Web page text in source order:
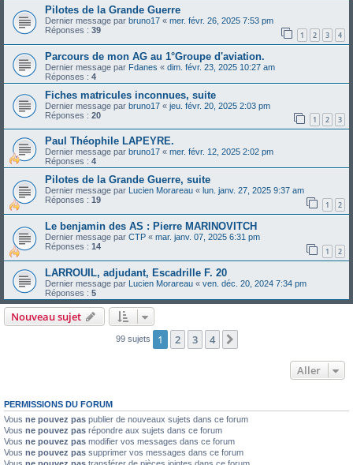
Pilotes de la Grande Guerre
Dernier message par bruno17 « mer. févr. 26, 2025 7:53 pm
Réponses : 39 1 2 3 4
Parcours de mon AG au 1°Groupe d'aviation.
Dernier message par Fdanes « dim. févr. 23, 2025 10:27 am
Réponses : 4
Fiches matricules inconnues, suite
Dernier message par bruno17 « jeu. févr. 20, 2025 2:03 pm
Réponses : 20 1 2 3
Paul Théophile LAPEYRE.
Dernier message par bruno17 « mer. févr. 12, 2025 2:02 pm
Réponses : 4
Pilotes de la Grande Guerre, suite
Dernier message par Lucien Morareau « lun. janv. 27, 2025 9:37 am
Réponses : 19 1 2
Le benjamin des AS : Pierre MARINOVITCH
Dernier message par CTP « mar. janv. 07, 2025 6:31 pm
Réponses : 14 1 2
LARROUIL, adjudant, Escadrille F. 20
Dernier message par Lucien Morareau « ven. déc. 20, 2024 7:34 pm
Réponses : 5
Nouveau sujet
99 sujets 1 2 3 4
Aller
PERMISSIONS DU FORUM
Vous ne pouvez pas publier de nouveaux sujets dans ce forum
Vous ne pouvez pas répondre aux sujets dans ce forum
Vous ne pouvez pas modifier vos messages dans ce forum
Vous ne pouvez pas supprimer vos messages dans ce forum